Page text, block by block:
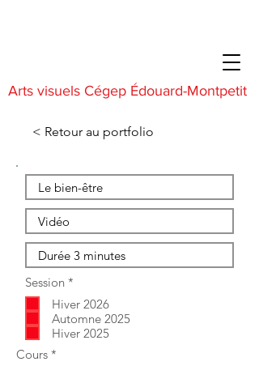
Arts visuels Cégep Édouard-Montpetit
< Retour au portfolio
Session *
l
i
g
a
Hiver 2026
Automne 2025
Hiver 2025
Cours *